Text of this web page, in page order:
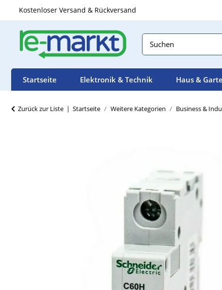
Kostenloser Versand & Rückversand
Startseite Elektronik & Technik Haus &
Zurück zur Liste Startseite Weitere Kategorien Business &